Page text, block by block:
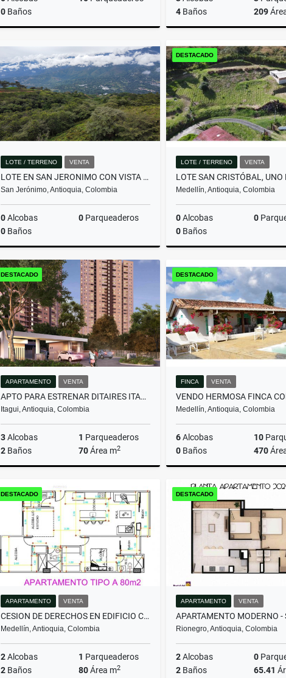
0 Baños
Venta
$3.428.000.000
4 Baños 209
LOTE / TERRENO VENTA
LOTE EN SAN JERONIMO CON VISTA PANORÁMICA Y EL MEJOR PRECIO MT2
San Jerónimo, Antioquia, Colombia
0Alcobas 0 Parqueaderos
0 Baños
Venta
$663.660.000
DESTACADO
LOTE / TERRENO VENTA
Medellín, Antioquia, Colombia
0Alcobas 0
0 Baños
$590.000.000
DESTACADO
APARTAMENTO VENTA
APTO PARA ESTRENAR DITAIRES ITAGUI
Itagui, Antioquia, Colombia
3Alcobas 1 Parqueaderos
2 Baños 70Área m2
$550.000.000
DESTACADO
FINCA VENTA
Medellín, Antioquia, Colombia
6Alcobas 10
0 Baños 470
DESTACADO
APARTAMENTO VENTA
CESION DE DERECHOS EN EDIFICIO CERCA AL PARQUE DE LA FLORESTA
Medellín, Antioquia, Colombia
2Alcobas 1 Parqueaderos
2 Baños 80Área m2
DESTACADO
APARTAMENTO VENTA
Rionegro, Antioquia, Colombia
2Alcobas 0
2 Baños 65.41